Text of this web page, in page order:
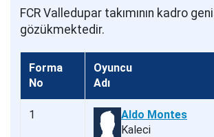
FCR Valledupar takımının kadro
gözükmektedir.
Forma
No
Oyuncu
Adı
1
Aldo Montes
Kaleci